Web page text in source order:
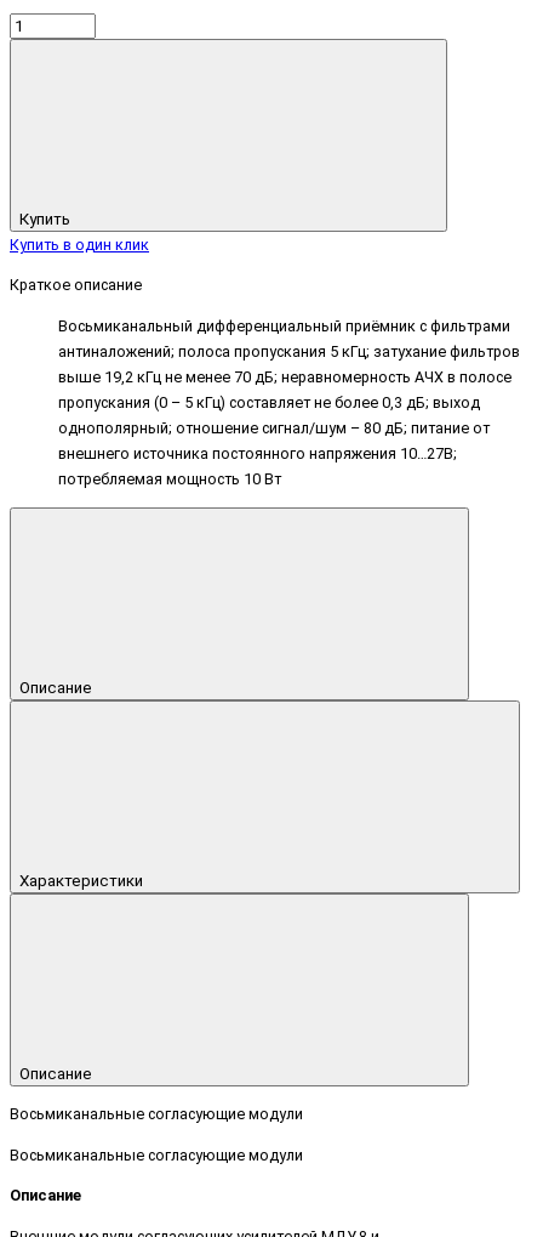
Купить
Купить в один клик
Краткое описание
Восьмиканальный дифференциальный приёмник с фильтрами
антиналожений; полоса пропускания 5 кГц; затухание фильтров
выше 19,2 кГц не менее 70 дБ; неравномерность АЧХ в полосе
пропускания (0 – 5 кГц) составляет не более 0,3 дБ; выход
однополярный; отношение сигнал/шум – 80 дБ; питание от
внешнего источника постоянного напряжения 10…27В;
потребляемая мощность 10 Вт
Описание
Характеристики
Описание
Восьмиканальные согласующие модули
Восьмиканальные согласующие модули
Описание